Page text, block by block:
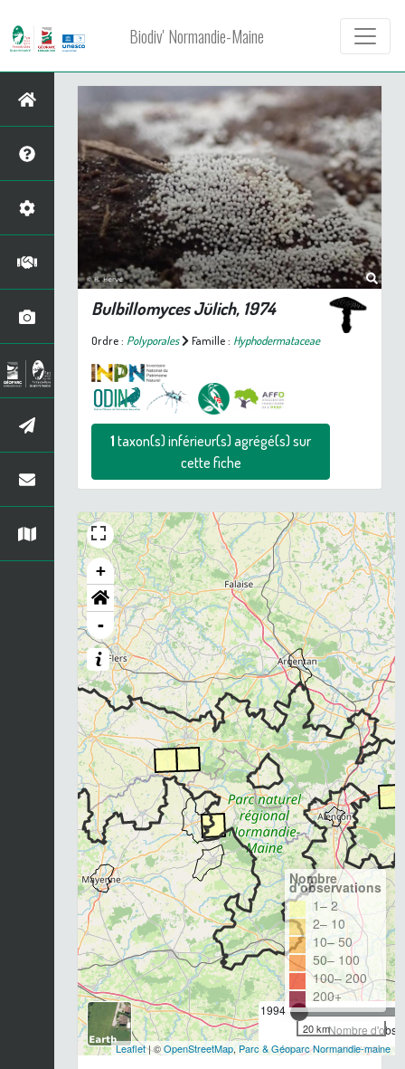
Biodiv' Normandie-Maine
BulbillomycesJülich, 1974
Ordre : Polyporales Famille : Hyphodermataceae
1taxon(s) inférieur(s) agrégé(s) sur
cette fiche
+
-
1994
Nombre
Nombre
d'observations
1– 2
2– 10
10– 50
50– 100
100– 200
200+
20 km
Leaflet| ©OpenStreetMap, Parc & Géoparc Normandie-maine